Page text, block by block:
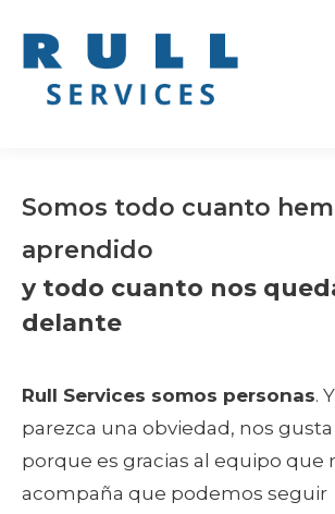
Somos todo cuanto
aprendido
y todo cuanto nos
delante
Rull Services somos personas.
parezca una obviedad, nos
porque es gracias al equipo que
acompaña que podemos seguir